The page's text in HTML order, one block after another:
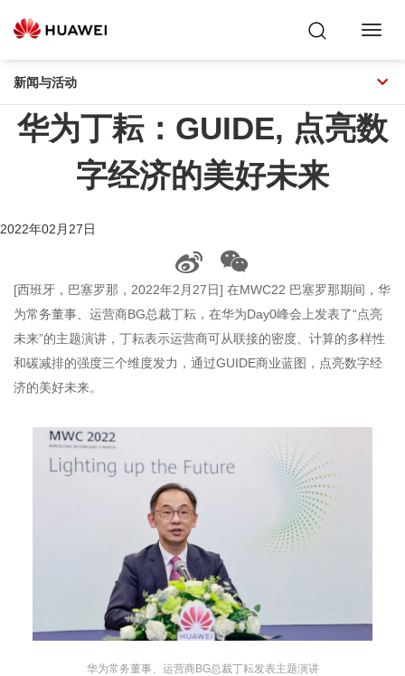
新闻与活动
华为丁耘：GUIDE, 点亮数
字经济的美好未来
2022年02月27日
[西班牙，巴塞罗那，2022年2月27日] 在MWC22 巴塞罗那期间，华
为常务董事、运营商BG总裁丁耘，在华为Day0峰会上发表了“点亮
未来”的主题演讲，丁耘表示运营商可从联接的密度、计算的多样性
和碳减排的强度三个维度发力，通过GUIDE商业蓝图，点亮数字经
济的美好未来。
华为常务董事、运营商BG总裁丁耘发表主题演讲